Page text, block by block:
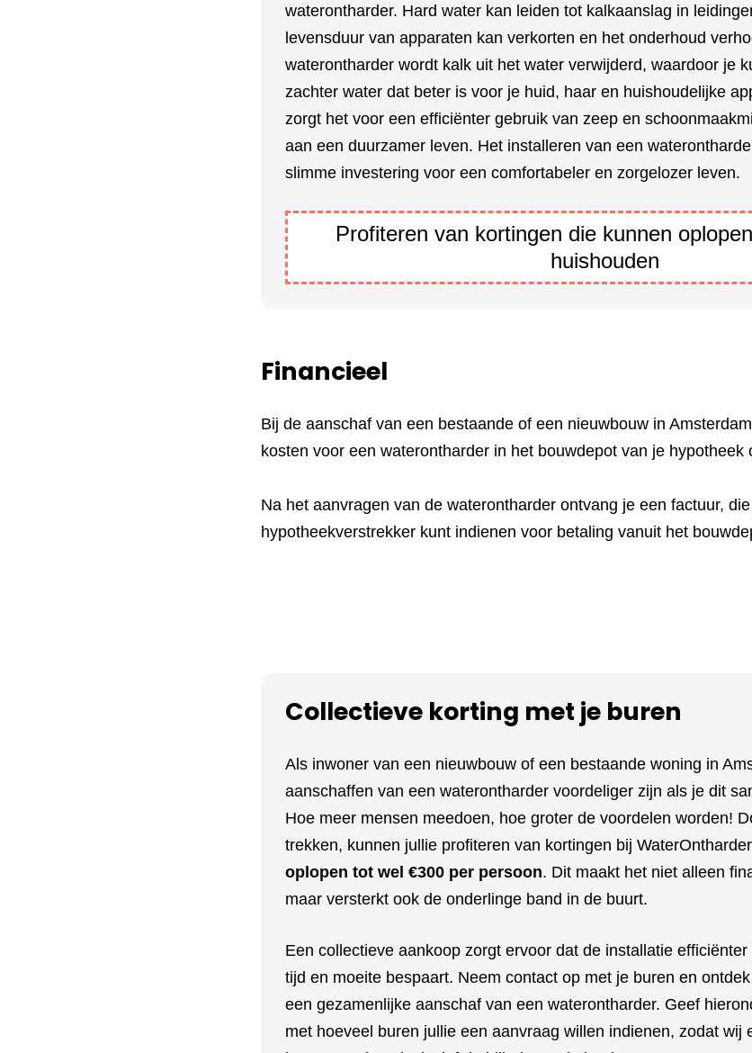
waterontharder. Hard water kan leiden tot kalkaanslag in
levensduur van apparaten kan verkorten en het onderhoud
waterontharder wordt kalk uit het water verwijderd, waardoor je
zachter water dat beter is voor je huid, haar en huishoudelijke
zorgt het voor een efficiënter gebruik van zeep en
aan een duurzamer leven. Het installeren van een
slimme investering voor een comfortabeler en zorgelozer leven.
Profiteren van kortingen die kunnen
huishouden
Financieel
Bij de aanschaf van een bestaande of een nieuwbouw in
kosten voor een waterontharder in het bouwdepot van je hypotheek
Na het aanvragen van de waterontharder ontvang je een factuur,
hypotheekverstrekker kunt indienen voor betaling vanuit het
Collectieve korting met je buren
Als inwoner van een nieuwbouw of een bestaande woning in
aanschaffen van een waterontharder voordeliger zijn als je dit
Hoe meer mensen meedoen, hoe groter de voordelen worden!
trekken, kunnen jullie profiteren van kortingen bij
oplopen tot wel €300 per persoon. Dit maakt het niet alleen
maar versterkt ook de onderlinge band in de buurt.
Een collectieve aankoop zorgt ervoor dat de installatie
tijd en moeite bespaart. Neem contact op met je buren en
een gezamenlijke aanschaf van een waterontharder. Geef
met hoeveel buren jullie een aanvraag willen indienen, zodat wij